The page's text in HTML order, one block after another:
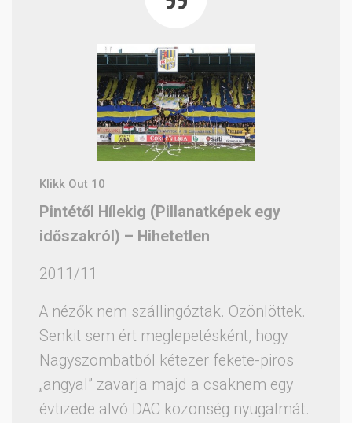
Klikk Out 10
Pintétől Hílekig (Pillanatképek egy
időszakról) – Hihetetlen
2011/11
A nézők nem szállingóztak. Özönlöttek.
Senkit sem ért meglepetésként, hogy
Nagyszombatból kétezer fekete-piros
„angyal” zavarja majd a csaknem egy
évtizede alvó DAC közönség nyugalmát.